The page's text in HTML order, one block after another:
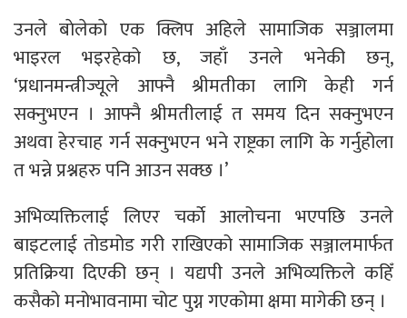
उनले बाेलेकाे एक क्लिप अहिले सामाजिक सञ्जालमा
भाइरल भइरहेको छ, जहाँ उनले भनेकी छन्,
‘प्रधानमन्त्रीज्यूले आफ्नै श्रीमतीका लागि केही गर्न
सक्नुभएन । आफ्नै श्रीमतीलाई त समय दिन सक्नुभएन
अथवा हेरचाह गर्न सक्नुभएन भने राष्ट्रका लागि के गर्नुहोला
त भन्ने प्रश्नहरु पनि आउन सक्छ ।’
अभिव्यक्तिलाई लिएर चर्काे आलोचना भएपछि उनले
बाइटलाई तोडमोड गरी राखिएको सामाजिक सञ्जालमार्फत
प्रतिक्रिया दिएकी छन् । यद्यपी उनले अभिव्यक्तिले कहिँ
कसैको मनोभावनामा चोट पुग्न गएकोमा क्षमा मागेकी छन् ।